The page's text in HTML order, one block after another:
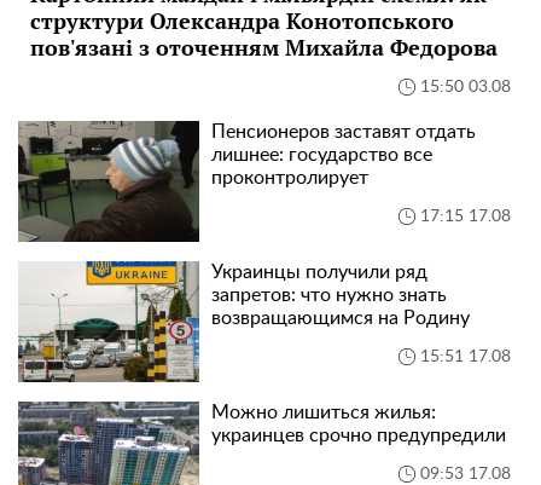
структури Олександра Конотопського
пов'язані з оточенням Михайла Федорова
15:50 03.08
Пенсионеров заставят отдать
лишнее: государство все
проконтролирует
17:15 17.08
Украинцы получили ряд
запретов: что нужно знать
возвращающимся на Родину
15:51 17.08
Можно лишиться жилья:
украинцев срочно предупредили
09:53 17.08